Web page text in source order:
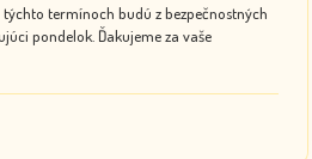
termínoch budú z bezpečnostných
pondelok. Ďakujeme za vaše